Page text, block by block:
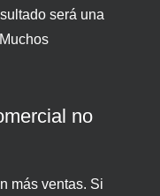
será una
no
más ventas. Si